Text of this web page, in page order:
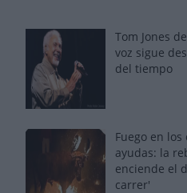
Tom Jones
voz sigue
del tiempo
Fuego en
ayudas: la
enciende el
carrer'